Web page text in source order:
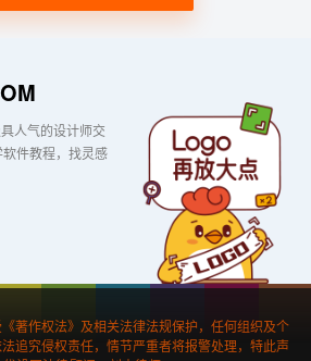
人气的设计师交
件教程，找灵感
著作权法》及相关法律法规保护，任何组织及个
追究侵权责任，情节严重者将报警处理，特此声